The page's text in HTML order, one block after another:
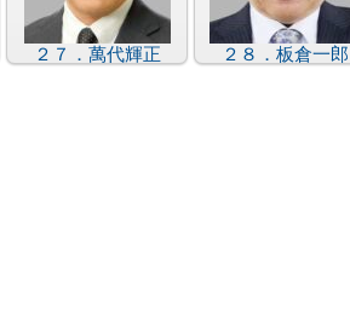
２７．萬代輝正 ２８．板倉一郎